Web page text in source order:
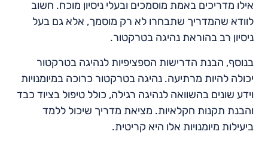
אילו מדריכים באמת מוסמכים ובעלי ניסיון מוכח. חשוב
לוודא שהמדריך שתבחרו לא רק מוסמך, אלא גם בעל
ניסיון רב בהוראת נהיגה בטרקטור.
בנוסף, הבנת הדרישות הספציפיות לנהיגה בטרקטור
יכולה להיות מרתיעה. נהיגה בטרקטור כרוכה במיומנויות
וידע שונים בהשוואה לנהיגה רגילה, כולל טיפול בציוד כבד
והבנת תקנות חקלאיות. מציאת מדריך שיכול ללמד
ביעילות מיומנויות אלו היא קריטית.